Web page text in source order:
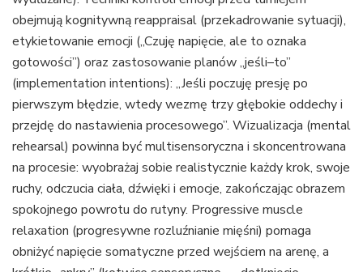
obejmują kognitywną reappraisal (przekadrowanie sytuacji),
etykietowanie emocji („Czuję napięcie, ale to oznaka
gotowości”) oraz zastosowanie planów „jeśli–to”
(implementation intentions): „Jeśli poczuję presję po
pierwszym błędzie, wtedy wezmę trzy głębokie oddechy i
przejdę do nastawienia procesowego”. Wizualizacja (mental
rehearsal) powinna być multisensoryczna i skoncentrowana
na procesie: wyobrażaj sobie realistycznie każdy krok, swoje
ruchy, odczucia ciała, dźwięki i emocje, zakończając obrazem
spokojnego powrotu do rutyny. Progressive muscle
relaxation (progresywne rozluźnianie mięśni) pomaga
obniżyć napięcie somatyczne przed wejściem na arenę, a